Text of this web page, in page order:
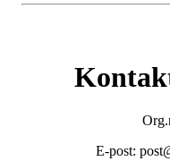
E-post: